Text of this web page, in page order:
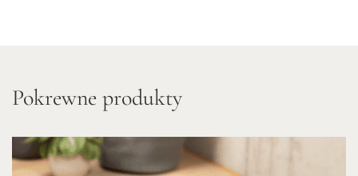
Pokrewne produkty